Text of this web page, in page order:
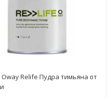
Oway Relife Пудра тимьяна от